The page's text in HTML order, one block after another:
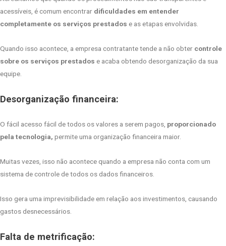
acessíveis, é comum encontrar dificuldades em entender
completamente os serviços prestados e as etapas envolvidas.
Quando isso acontece, a empresa contratante tende a não obter controle
sobre os serviços prestados e acaba obtendo desorganização da sua
equipe.
Desorganização financeira:
O fácil acesso fácil de todos os valores a serem pagos, proporcionado
pela tecnologia, permite uma organização financeira maior.
Muitas vezes, isso não acontece quando a empresa não conta com um
sistema de controle de todos os dados financeiros.
Isso gera uma imprevisibilidade em relação aos investimentos, causando
gastos desnecessários.
Falta de metrificação: